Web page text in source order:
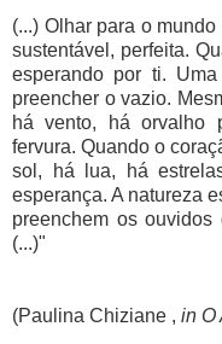
(...) Olhar para o
sustentável, perfeita.
esperando por ti.
preencher o vazio.
há vento, há orvalho
fervura. Quando o
sol, há lua, há
esperança. A natureza
preenchem os
(...)"
(Paulina Chiziane , in O